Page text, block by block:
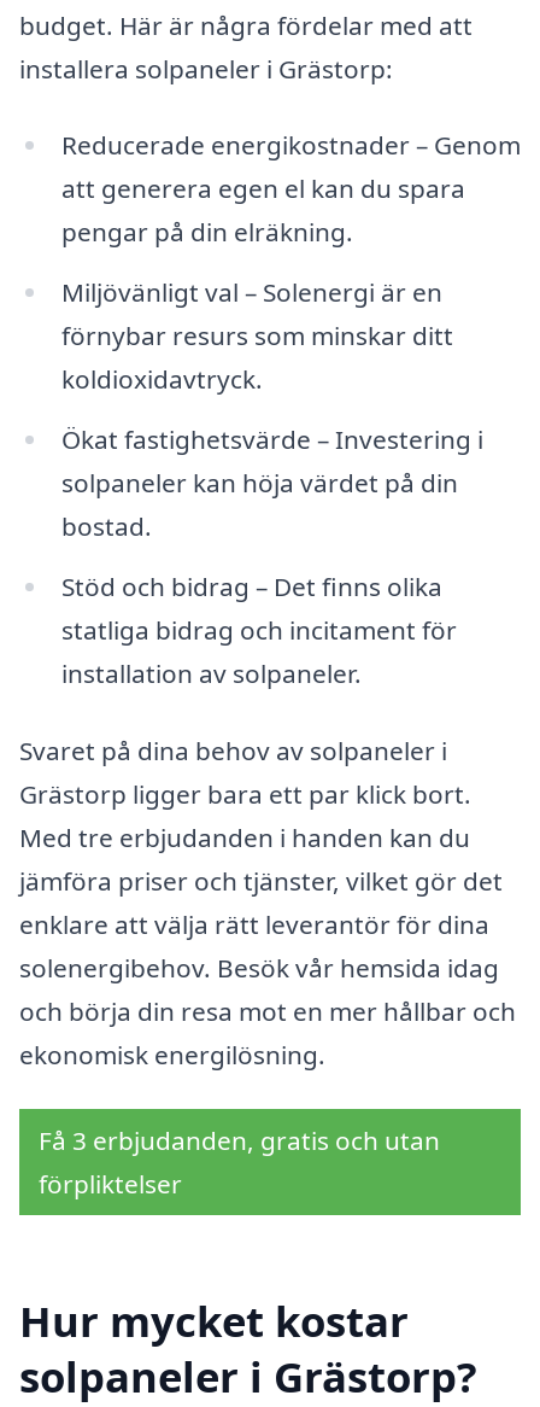
budget. Här är några fördelar med att
installera solpaneler i Grästorp:
Reducerade energikostnader – Genom
att generera egen el kan du spara
pengar på din elräkning.
Miljövänligt val – Solenergi är en
förnybar resurs som minskar ditt
koldioxidavtryck.
Ökat fastighetsvärde – Investering i
solpaneler kan höja värdet på din
bostad.
Stöd och bidrag – Det finns olika
statliga bidrag och incitament för
installation av solpaneler.
Svaret på dina behov av solpaneler i
Grästorp ligger bara ett par klick bort.
Med tre erbjudanden i handen kan du
jämföra priser och tjänster, vilket gör det
enklare att välja rätt leverantör för dina
solenergibehov. Besök vår hemsida idag
och börja din resa mot en mer hållbar och
ekonomisk energilösning.
Få 3 erbjudanden, gratis och utan
förpliktelser
Hur mycket kostar
solpaneler i Grästorp?